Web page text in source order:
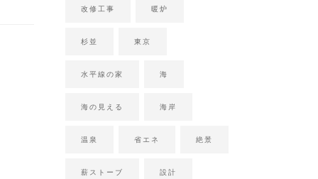
改修工事 暖炉
杉並 東京
水平線の家 海
海の見える 海岸
温泉 省エネ 絶景
薪ストーブ 設計